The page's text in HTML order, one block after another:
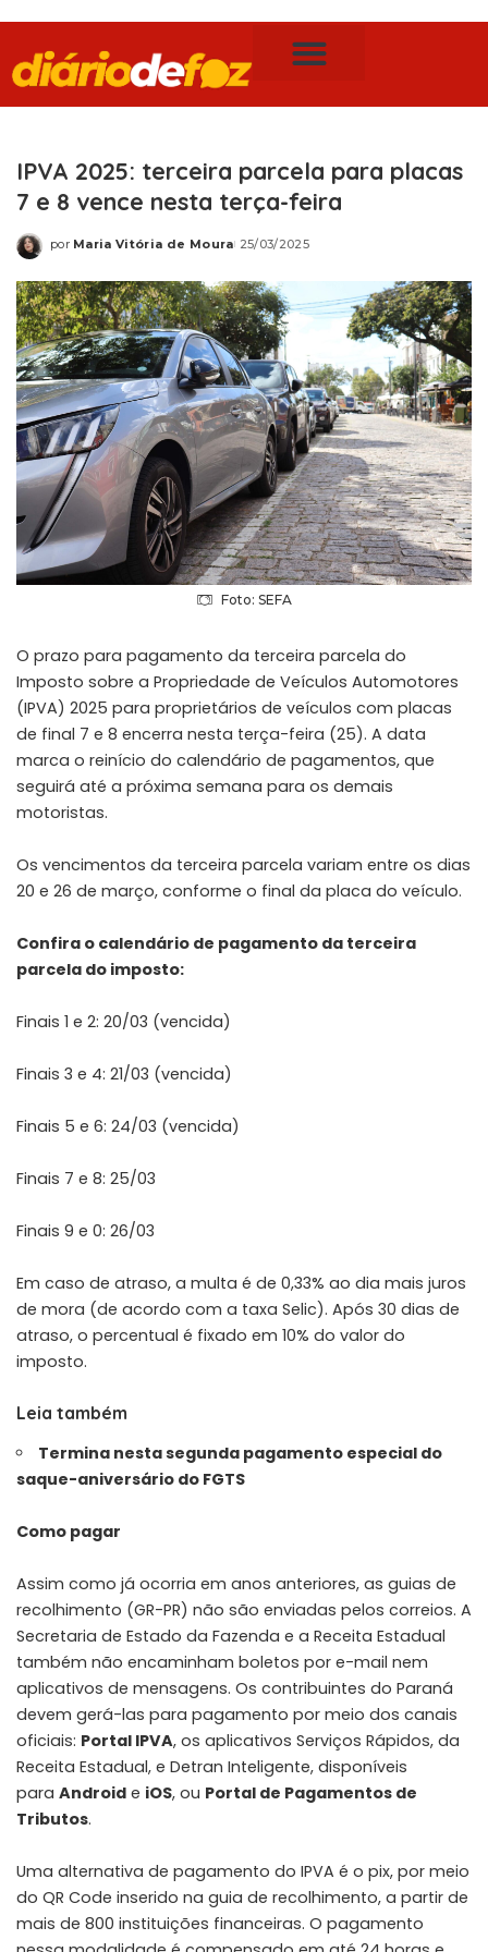
IPVA 2025: terceira parcela para placas
7 e 8 vence nesta terça-feira
por Maria Vitória de Moura 25/03/2025
Foto: SEFA
O prazo para pagamento da terceira parcela do
Imposto sobre a Propriedade de Veículos Automotores
(IPVA) 2025 para proprietários de veículos com placas
de final 7 e 8 encerra nesta terça-feira (25). A data
marca o reinício do calendário de pagamentos, que
seguirá até a próxima semana para os demais
motoristas.
Os vencimentos da terceira parcela variam entre os dias
20 e 26 de março, conforme o final da placa do veículo.
Confira o calendário de pagamento da terceira
parcela do imposto:
Finais 1 e 2: 20/03 (vencida)
Finais 3 e 4: 21/03 (vencida)
Finais 5 e 6: 24/03 (vencida)
Finais 7 e 8: 25/03
Finais 9 e 0: 26/03
Em caso de atraso, a multa é de 0,33% ao dia mais juros
de mora (de acordo com a taxa Selic). Após 30 dias de
atraso, o percentual é fixado em 10% do valor do
imposto.
Leia também
Termina nesta segunda pagamento especial do
saque-aniversário do FGTS
Como pagar
Assim como já ocorria em anos anteriores, as guias de
recolhimento (GR-PR) não são enviadas pelos correios. A
Secretaria de Estado da Fazenda e a Receita Estadual
também não encaminham boletos por e-mail nem
aplicativos de mensagens. Os contribuintes do Paraná
devem gerá-las para pagamento por meio dos canais
oficiais: Portal IPVA, os aplicativos Serviços Rápidos, da
Receita Estadual, e Detran Inteligente, disponíveis
para Android e iOS, ou Portal de Pagamentos de
Tributos.
Uma alternativa de pagamento do IPVA é o pix, por meio
do QR Code inserido na guia de recolhimento, a partir de
mais de 800 instituições financeiras. O pagamento